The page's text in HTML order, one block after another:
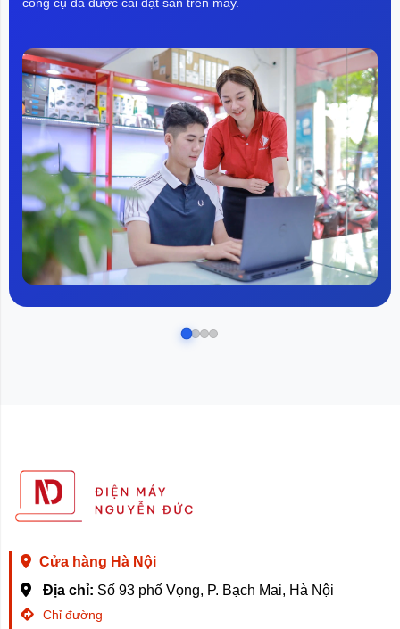
Cửa hàng Hà Nội
Địa chỉ: Số 93 phố Vọng, P. Bạch Mai, Hà Nội
Chỉ đường